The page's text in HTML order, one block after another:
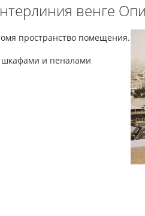
венге
пространство помещения.
шкафами и пеналами